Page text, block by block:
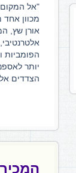
"אל המקום
מכוון
אורן שץ,
הפומביות
יותר
הצדדים